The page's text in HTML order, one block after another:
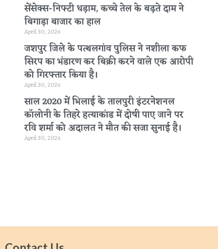
सेंसेक्स-निफ्टी धड़ाम, कच्चे तेल के बढ़ते दाम ने
बिगाड़ा बाजार का हाल
April 30, 2026
जशपुर जिले के पत्थलगांव पुलिस ने नशीला कफ
सिरप का भंडारण कर बिक्री करने वाले एक आरोपी
को गिरफ्तार किया है।
April 30, 2026
साल 2020 में भिलाई के तालपुरी इंटरनेशनल
कॉलोनी के तिहरे हत्याकांड में दोषी पाए जाने पर
रवि शर्मा को अदालत ने मौत की सजा सुनाई है।
April 30, 2026